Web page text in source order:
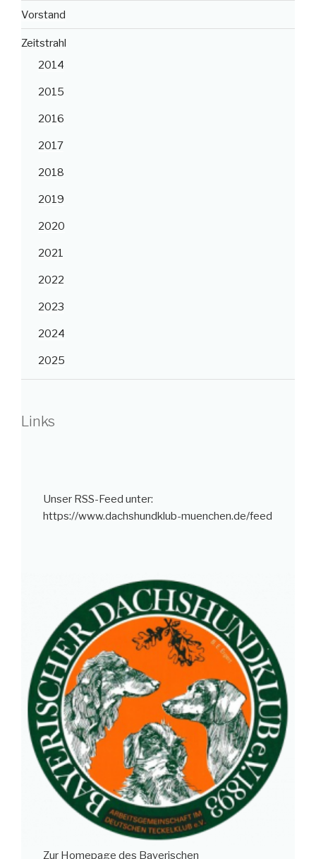
Vorstand
Zeitstrahl
2014
2015
2016
2017
2018
2019
2020
2021
2022
2023
2024
2025
Links
Unser RSS-Feed unter:
https://www.dachshundklub-muenchen.de/feed
Zur Homepage des Bayerischen